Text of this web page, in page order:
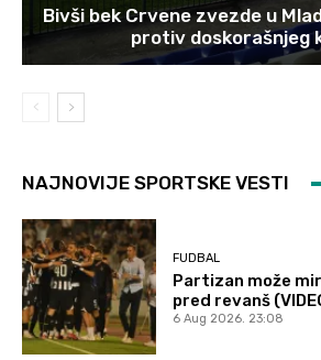
Bivši bek Crvene zvezde u
protiv doskorašnjeg
NAJNOVIJE SPORTSKE VESTI
FUDBAL
Partizan može
pred revanš
6 Aug 2026. 23:08